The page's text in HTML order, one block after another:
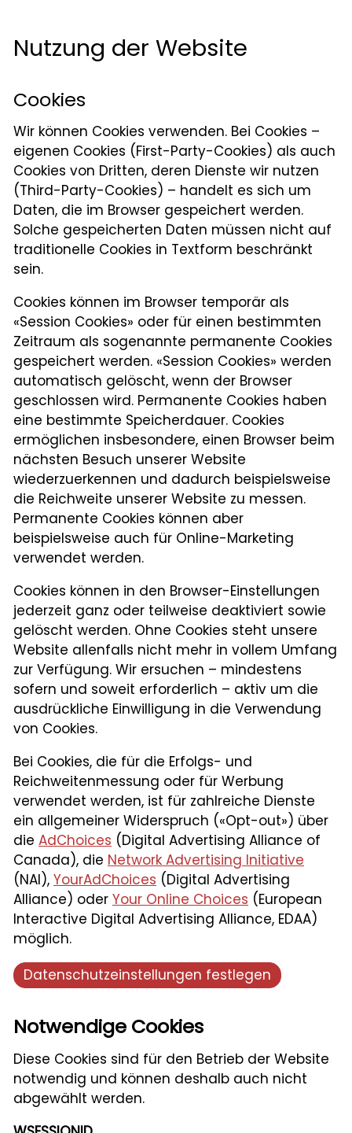
Nutzung der Website
Cookies
Wir können Cookies verwenden. Bei Cookies –
eigenen Cookies (First-Party-Cookies) als auch
Cookies von Dritten, deren Dienste wir nutzen
(Third-Party-Cookies) – handelt es sich um
Daten, die im Browser gespeichert werden.
Solche gespeicherten Daten müssen nicht auf
traditionelle Cookies in Textform beschränkt
sein.
Cookies können im Browser temporär als
«Session Cookies» oder für einen bestimmten
Zeitraum als sogenannte permanente Cookies
gespeichert werden. «Session Cookies» werden
automatisch gelöscht, wenn der Browser
geschlossen wird. Permanente Cookies haben
eine bestimmte Speicherdauer. Cookies
ermöglichen insbesondere, einen Browser beim
nächsten Besuch unserer Website
wiederzuerkennen und dadurch beispielsweise
die Reichweite unserer Website zu messen.
Permanente Cookies können aber
beispielsweise auch für Online-Marketing
verwendet werden.
Cookies können in den Browser-Einstellungen
jederzeit ganz oder teilweise deaktiviert sowie
gelöscht werden. Ohne Cookies steht unsere
Website allenfalls nicht mehr in vollem Umfang
zur Verfügung. Wir ersuchen – mindestens
sofern und soweit erforderlich – aktiv um die
ausdrückliche Einwilligung in die Verwendung
von Cookies.
Bei Cookies, die für die Erfolgs- und
Reichweitenmessung oder für Werbung
verwendet werden, ist für zahlreiche Dienste
ein allgemeiner Widerspruch («Opt-out») über
die AdChoices (Digital Advertising Alliance of
Canada), die Network Advertising Initiative
(NAI), YourAdChoices (Digital Advertising
Alliance) oder Your Online Choices (European
Interactive Digital Advertising Alliance, EDAA)
möglich.
Datenschutzeinstellungen festlegen
Notwendige Cookies
Diese Cookies sind für den Betrieb der Website
notwendig und können deshalb auch nicht
abgewählt werden.